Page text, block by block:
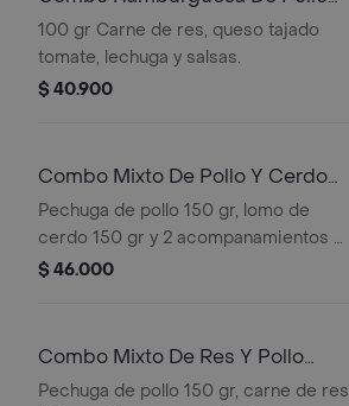
Rappi
100 gr Carne de res, queso tajado
tomate, lechuga y salsas.
$ 40.900
Combo Mixto De Pollo Y Cerdo
Rappi
Pechuga de pollo 150 gr, lomo de
cerdo 150 gr y 2 acompanamientos a
eleccion + gaseosa pet 400 mL
$ 46.000
Combo Mixto De Res Y Pollo
Rappi
Pechuga de pollo 150 gr, carne de res